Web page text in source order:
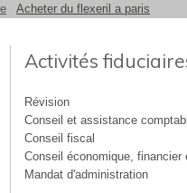
Acheter du flexeril a paris
Activités
Révision
Conseil et assistance
Conseil fiscal
Conseil économique, financier
Mandat d'administration